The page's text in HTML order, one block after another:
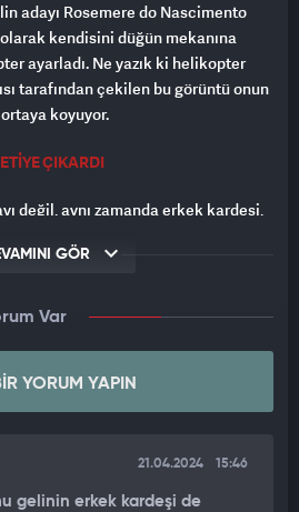
adayı Rosemere do Nascimento
kendisini düğün mekanına
ayarladı. Ne yazık ki helikopter
tarafından çekilen bu görüntü onun
koyuyor.
ÇIKARDI
değil, aynı zamanda erkek kardeşi,
300 aile ve arkadaşının önünde
oluşan yoğun sis pilotun
oldu.
GÖR
Var
YORUM YAPIN
21.04.2024 15:46
gelinin erkek kardeşi de